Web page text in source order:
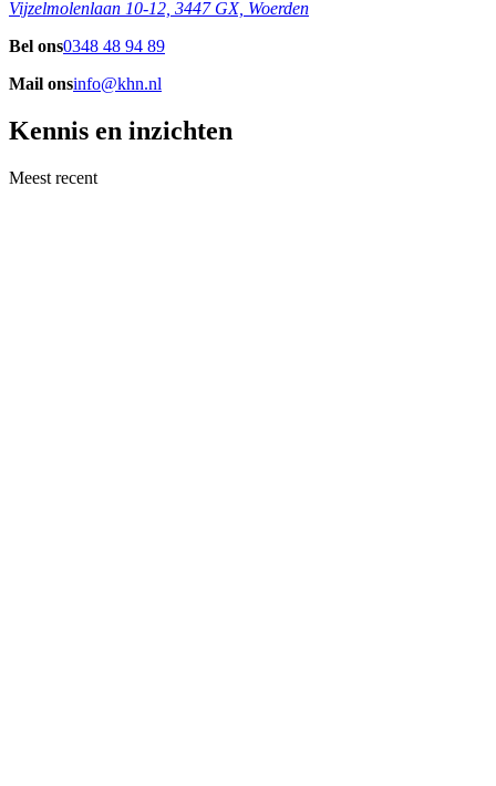
Vijzelmolenlaan 10-12, 3447 GX, Woerden
Bel ons0348 48 94 89
Mail onsinfo@khn.nl
Kennis en inzichten
Meest recent